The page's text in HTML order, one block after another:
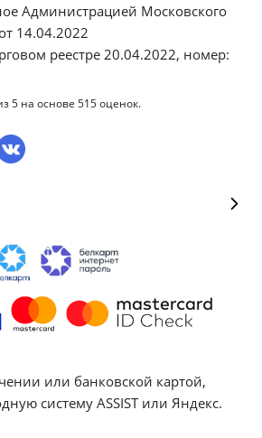
Администрацией Московского
14.04.2022
реестре 20.04.2022, номер:
5 на основе 515оценок.
или банковской картой,
систему ASSIST или Яндекс.